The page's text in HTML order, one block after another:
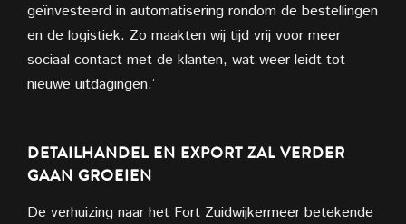
geïnvesteerd in automatisering rondom de bestellingen
en de logistiek. Zo maakten wij tijd vrij voor meer
sociaal contact met de klanten, wat weer leidt tot
nieuwe uitdagingen.’
DETAILHANDEL EN EXPORT ZAL VERDER
GAAN GROEIEN
De verhuizing naar het Fort Zuidwijkermeer betekende